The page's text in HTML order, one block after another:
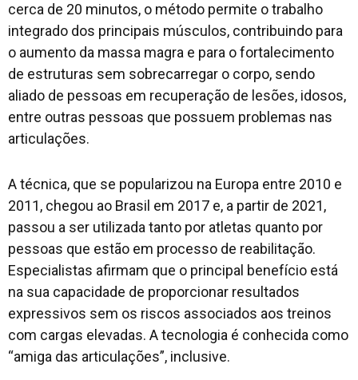
cerca de 20 minutos, o método permite o trabalho
integrado dos principais músculos, contribuindo para
o aumento da massa magra e para o fortalecimento
de estruturas sem sobrecarregar o corpo, sendo
aliado de pessoas em recuperação de lesões, idosos,
entre outras pessoas que possuem problemas nas
articulações.
A técnica, que se popularizou na Europa entre 2010 e
2011, chegou ao Brasil em 2017 e, a partir de 2021,
passou a ser utilizada tanto por atletas quanto por
pessoas que estão em processo de reabilitação.
Especialistas afirmam que o principal benefício está
na sua capacidade de proporcionar resultados
expressivos sem os riscos associados aos treinos
com cargas elevadas. A tecnologia é conhecida como
“amiga das articulações”, inclusive.